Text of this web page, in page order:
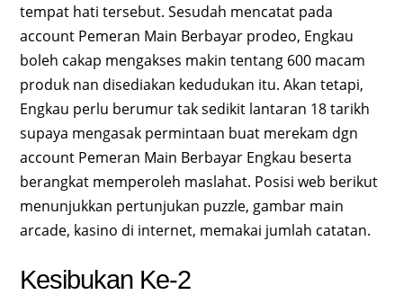
tempat hati tersebut. Sesudah mencatat pada
account Pemeran Main Berbayar prodeo, Engkau
boleh cakap mengakses makin tentang 600 macam
produk nan disediakan kedudukan itu. Akan tetapi,
Engkau perlu berumur tak sedikit lantaran 18 tarikh
supaya mengasak permintaan buat merekam dgn
account Pemeran Main Berbayar Engkau beserta
berangkat memperoleh maslahat. Posisi web berikut
menunjukkan pertunjukan puzzle, gambar main
arcade, kasino di internet, memakai jumlah catatan.
Kesibukan Ke-2